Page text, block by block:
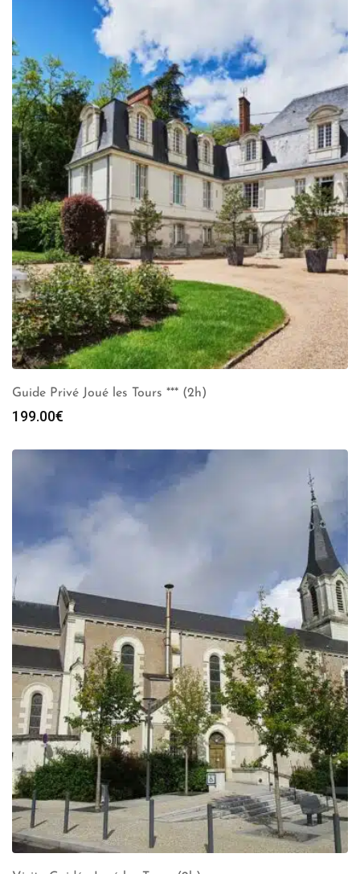
Guide Privé Joué les Tours *** (2h)
199.00€